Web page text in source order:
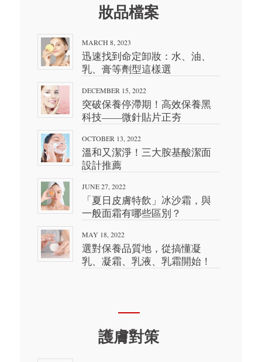
妝品檔案
MARCH 8, 2023
迅速找到命定卸妝：水、油、
乳、膏等劑型這樣選
DECEMBER 15, 2022
突破保養停滯期！高效保養黑
科技——微針貼片正夯
OCTOBER 13, 2022
溫和又潔淨！三大胺基酸潔面
設計推薦
JUNE 27, 2022
「夏日皮膚特飲」冰沙霜，與
一般面霜有哪些區別？
MAY 18, 2022
選對保養品質地，從搞懂凝
乳、凝霜、乳液、乳霜開始！
護膚對策